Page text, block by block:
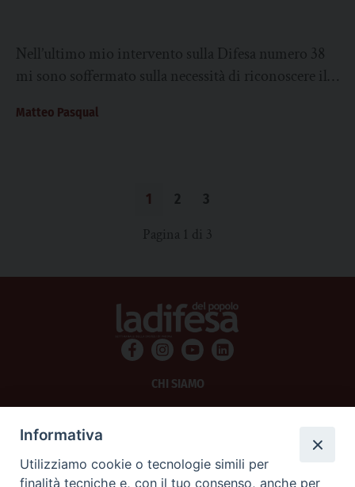
Nell’ultimo mio intervento sulla Difesa numero 38
mi sono soffermato sulla necessità di riconoscere il
Matteo Pasqual
1 2 3
Pagina 1 di 3
CHI SIAMO
Informativa
Utilizziamo cookie o tecnologie simili per
finalità tecniche e, con il tuo consenso, anche per